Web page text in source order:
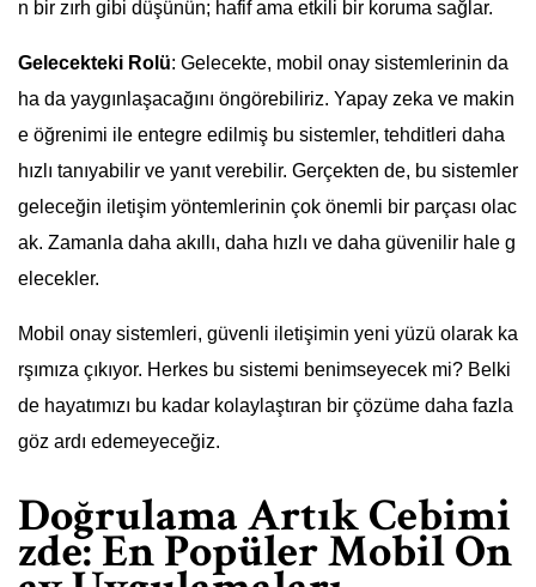
n bir zırh gibi düşünün; hafif ama etkili bir koruma sağlar.
Gelecekteki Rolü: Gelecekte, mobil onay sistemlerinin da
ha da yaygınlaşacağını öngörebiliriz. Yapay zeka ve makin
e öğrenimi ile entegre edilmiş bu sistemler, tehditleri daha
hızlı tanıyabilir ve yanıt verebilir. Gerçekten de, bu sistemler
geleceğin iletişim yöntemlerinin çok önemli bir parçası olac
ak. Zamanla daha akıllı, daha hızlı ve daha güvenilir hale g
elecekler.
Mobil onay sistemleri, güvenli iletişimin yeni yüzü olarak ka
rşımıza çıkıyor. Herkes bu sistemi benimseyecek mi? Belki
de hayatımızı bu kadar kolaylaştıran bir çözüme daha fazla
göz ardı edemeyeceğiz.
Doğrulama Artık Cebimi
zde: En Popüler Mobil On